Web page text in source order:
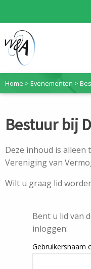
Home > Evenementen >
Bestuur bij
Deze inhoud is alleen
Vereniging van
Wilt u graag lid
Bent u lid van
inloggen:
Gebruikersnaam